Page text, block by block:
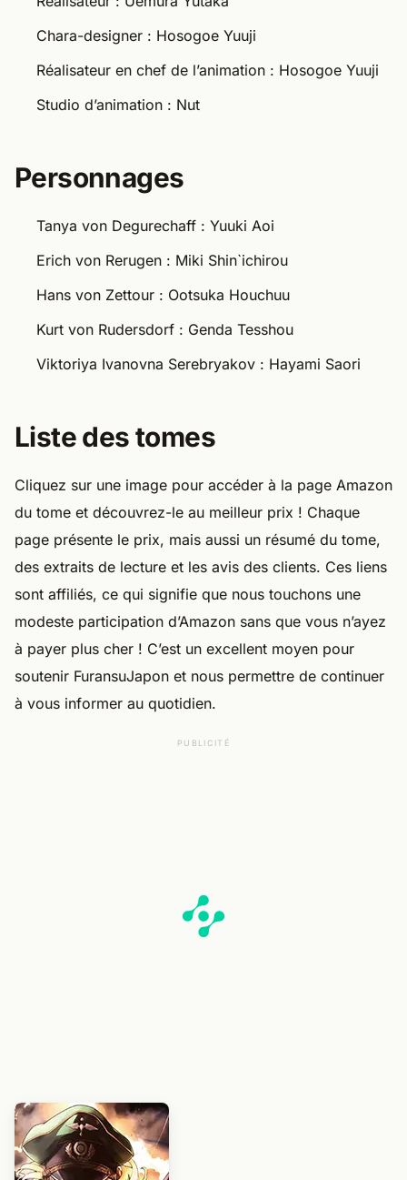
Chara-designer : Hosogoe Yuuji
Réalisateur en chef de l’animation : Hosogoe Yuuji
Studio d’animation : Nut
Personnages
Tanya von Degurechaff : Yuuki Aoi
Erich von Rerugen : Miki Shin`ichirou
Hans von Zettour : Ootsuka Houchuu
Kurt von Rudersdorf : Genda Tesshou
Viktoriya Ivanovna Serebryakov : Hayami Saori
Liste des tomes
Cliquez sur une image pour accéder à la page Amazon
du tome et découvrez-le au meilleur prix ! Chaque
page présente le prix, mais aussi un résumé du tome,
des extraits de lecture et les avis des clients. Ces liens
sont affiliés, ce qui signifie que nous touchons une
modeste participation d’Amazon sans que vous n’ayez
à payer plus cher ! C’est un excellent moyen pour
soutenir FuransuJapon et nous permettre de continuer
à vous informer au quotidien.
PUBLICITÉ